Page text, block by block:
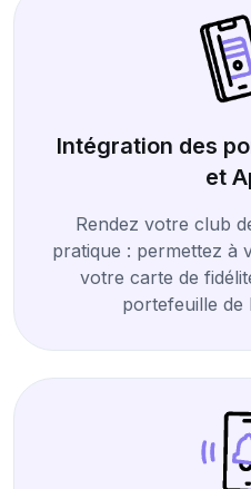
Intégration des
et
Rendez votre club
pratique : permettez à
votre carte de
portefeuille de